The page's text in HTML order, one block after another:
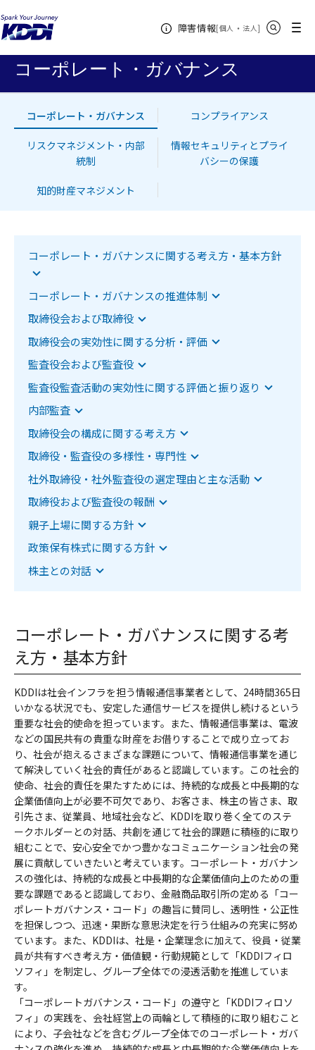
障害情報[個人 ・ 法人新規ウィンドウ
]
メニュー
KDDIホーム
ポレート・ガバナンス
コーポレート・ガバナンス
コーポレート・ガバナンス コンプライアンス
リスクマネジメント・内部
統制
情報セキュリティとプライ
バシーの保護
知的財産マネジメント
コーポレート・ガバナンスに関する考え方・基本方針
該当項目へジャンプします
コーポレート・ガバナンスの推進体制
該当項目へジャンプします
取締役会および取締役
該当項目へジャンプします
取締役会の実効性に関する分析・評価
該当項目へジャンプします
監査役会および監査役
該当項目へジャンプします
監査役監査活動の実効性に関する評価と振り返り
該当項目へジャンプします
内部監査
該当項目へジャンプします
取締役会の構成に関する考え方
該当項目へジャンプします
取締役・監査役の多様性・専門性
該当項目へジャンプします
社外取締役・社外監査役の選定理由と主な活動
該当項目へジャンプします
取締役および監査役の報酬
該当項目へジャンプします
親子上場に関する方針
該当項目へジャンプします
政策保有株式に関する方針
該当項目へジャンプします
株主との対話
該当項目へジャンプします
コーポレート・ガバナンスに関する考
え方・基本方針
KDDIは社会インフラを担う情報通信事業者として、24時間365日
いかなる状況でも、安定した通信サービスを提供し続けるという
重要な社会的使命を担っています。また、情報通信事業は、電波
などの国民共有の貴重な財産をお借りすることで成り立ってお
り、社会が抱えるさまざまな課題について、情報通信事業を通じ
て解決していく社会的責任があると認識しています。この社会的
使命、社会的責任を果たすためには、持続的な成長と中長期的な
企業価値向上が必要不可欠であり、お客さま、株主の皆さま、取
引先さま、従業員、地域社会など、KDDIを取り巻く全てのステ
ークホルダーとの対話、共創を通じて社会的課題に積極的に取り
組むことで、安心安全でかつ豊かなコミュニケーション社会の発
展に貢献していきたいと考えています。コーポレート・ガバナン
スの強化は、持続的な成長と中長期的な企業価値向上のための重
要な課題であると認識しており、金融商品取引所の定める「コー
ポレートガバナンス・コード」の趣旨に賛同し、透明性・公正性
を担保しつつ、迅速・果断な意思決定を行う仕組みの充実に努め
ています。また、KDDIは、社是・企業理念に加えて、役員・従業
員が共有すべき考え方・価値観・行動規範として「KDDIフィロ
ソフィ」を制定し、グループ全体での浸透活動を推進していま
す。
「コーポレートガバナンス・コード」の遵守と「KDDIフィロソ
フィ」の実践を、会社経営上の両輪として積極的に取り組むこと
により、子会社などを含むグループ全体でのコーポレート・ガバ